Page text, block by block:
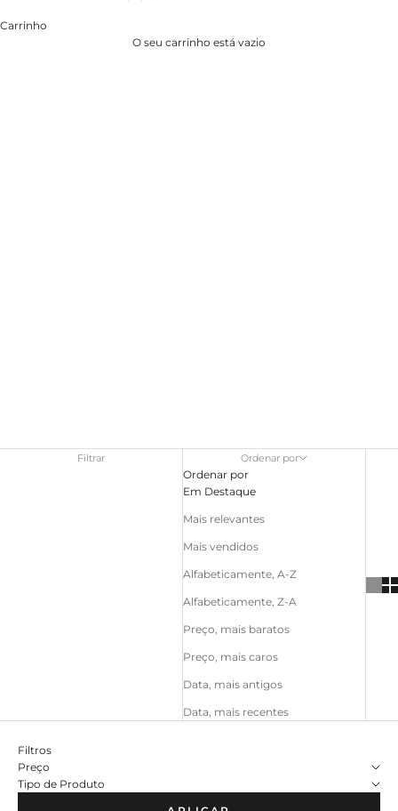
Carrinho
O seu carrinho está vazio
TICA AND LINEN
Filtrar Ordenar por
Ordenar por
Em Destaque
Mais relevantes
Mais vendidos
Alfabeticamente, A-Z
Alfabeticamente, Z-A
Preço, mais baratos
Preço, mais caros
Data, mais antigos
Data, mais recentes
Filtros
Preço
Tipo de Produto